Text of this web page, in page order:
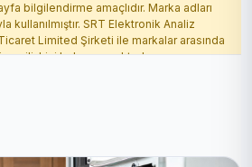
bilgilendirme amaçlıdır. Marka adları
kullanılmıştır. SRT Elektronik Analiz
Limited Şirketi ile markalar arasında
ilişkisi bulunmamaktadır.